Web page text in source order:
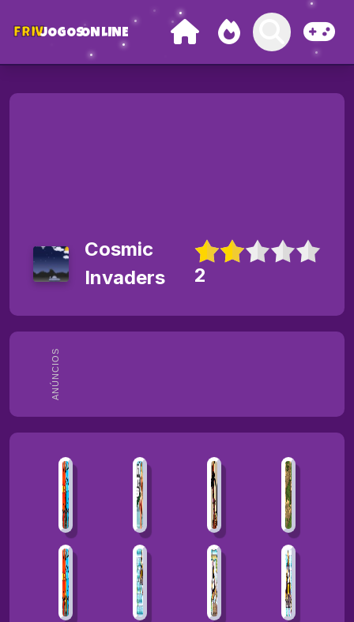
FRIVJOGOSONLINE
ANÚNCIOS
Cosmic
Invaders
2